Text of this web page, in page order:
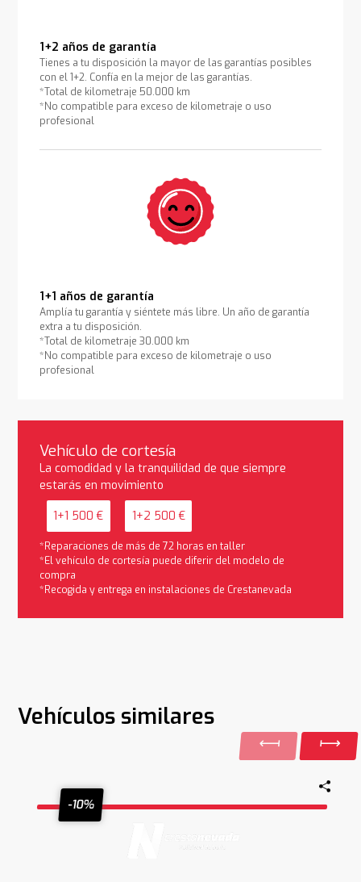
1+2 años de garantía
Tienes a tu disposición la mayor de las garantías posibles
con el 1+2. Confía en la mejor de las garantías.
*Total de kilometraje 50.000 km
*No compatible para exceso de kilometraje o uso
profesional
1+1 años de garantía
Amplía tu garantía y siéntete más libre. Un año de garantía
extra a tu disposición.
*Total de kilometraje 30.000 km
*No compatible para exceso de kilometraje o uso
profesional
Vehículo de cortesía
La comodidad y la tranquilidad de que siempre
estarás en movimiento
1+1 500 € 1+2 500 €
*Reparaciones de más de 72 horas en taller
*El vehículo de cortesía puede diferir del modelo de
compra
*Recogida y entrega en instalaciones de Crestanevada
Vehículos similares
-10%